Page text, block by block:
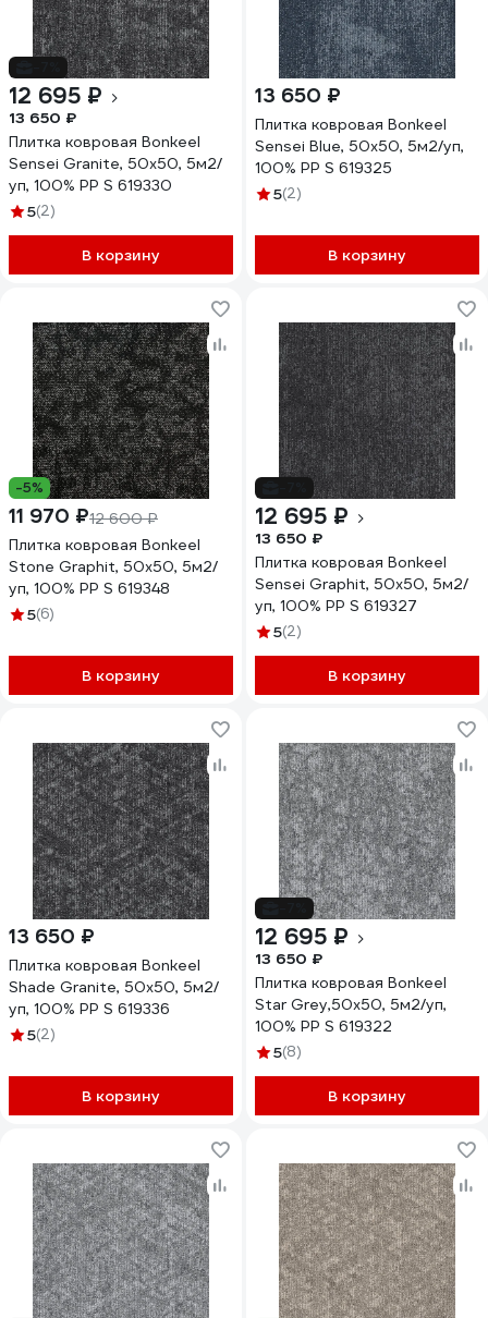
12 695 ₽
13 650 ₽
Плитка ковровая Bonkeel
Sensei Granite, 50x50, 5м2/
уп, 100% PP S 619330
5(2)
В корзину
13 650 ₽
Плитка ковровая Bonkeel
Sensei Blue, 50x50, 5м2/уп,
100% PP S 619325
5(2)
В корзину
-5%
11 970 ₽12 600 ₽
Плитка ковровая Bonkeel
Stone Graphit, 50x50, 5м2/
уп, 100% PP S 619348
5(6)
В корзину
12 695 ₽
13 650 ₽
Плитка ковровая Bonkeel
Sensei Graphit, 50x50, 5м2/
уп, 100% PP S 619327
5(2)
В корзину
13 650 ₽
Плитка ковровая Bonkeel
Shade Granite, 50x50, 5м2/
уп, 100% PP S 619336
5(2)
В корзину
12 695 ₽
13 650 ₽
Плитка ковровая Bonkeel
Star Grey,50x50, 5м2/уп,
100% PP S 619322
5(8)
В корзину